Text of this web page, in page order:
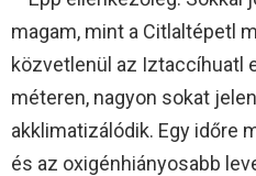
magam, mint a Citlaltépetl
közvetlenül az Iztaccíhuatl
méteren, nagyon sokat
akklimatizálódik. Egy időre
és az oxigénhiányosabb